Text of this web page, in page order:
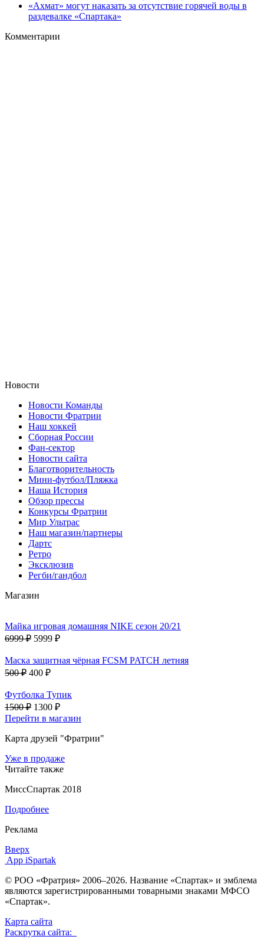
«Ахмат» могут наказать за отсутствие горячей воды в
раздевалке «Спартака»
Комментарии
Новости
Новости Команды
Новости Фратрии
Наш хоккей
Сборная России
Фан-cектор
Новости сайта
Благотворительность
Мини-футбол/Пляжка
Наша История
Обзор прессы
Конкурсы Фратрии
Мир Ультрас
Наш магазин/партнеры
Дартс
Ретро
Эксклюзив
Регби/гандбол
Магазин
Майка игровая домашняя NIKE сезон 20/21
6999 ₽ 5999 ₽
Маска защитная чёрная FCSM PATCH летняя
500 ₽ 400 ₽
Футболка Тупик
1500 ₽ 1300 ₽
Перейти в магазин
Карта друзей "Фратрии"
Уже в продаже
Читайте также
МиссСпартак 2018
Подробнее
Реклама
Вверх
App iSpartak
© РОО «Фратрия» 2006–2026. Название «Спартак» и эмблема
являются зарегистрированными товарными знаками МФСО
«Спартак».
Карта сайта
Раскрутка сайта: